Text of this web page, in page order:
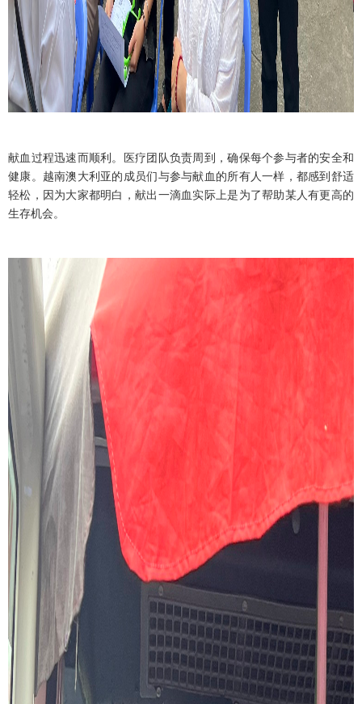
献血过程迅速而顺利。医疗团队负责周到，确保每个参与者的安全和
健康。越南澳大利亚的成员们与参与献血的所有人一样，都感到舒适
轻松，因为大家都明白，献出一滴血实际上是为了帮助某人有更高的
生存机会。